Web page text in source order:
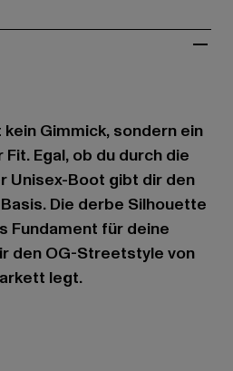
Gimmick, sondern ein
Egal, ob du durch die
Unisex-Boot gibt dir den
Die derbe Silhouette
Fundament für deine
den OG-Streetstyle von
legt.